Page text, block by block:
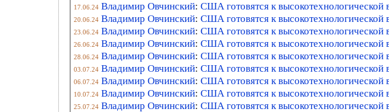
17.06.24 Владимир Овчинский: США готовятся к
20.06.24 Владимир Овчинский: США готовятся к
23.06.24 Владимир Овчинский: США готовятся к
26.06.24 Владимир Овчинский: США готовятся к
28.06.24 Владимир Овчинский: США готовятся к
03.07.24 Владимир Овчинский: США готовятся к
06.07.24 Владимир Овчинский: США готовятся к
10.07.24 Владимир Овчинский: США готовятся к
25.07.24 Владимир Овчинский: США готовятся к